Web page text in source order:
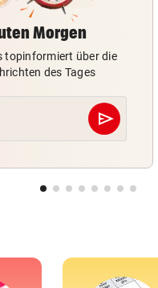
Morgen
topinformiert über die
des Tages
send
Abschicken